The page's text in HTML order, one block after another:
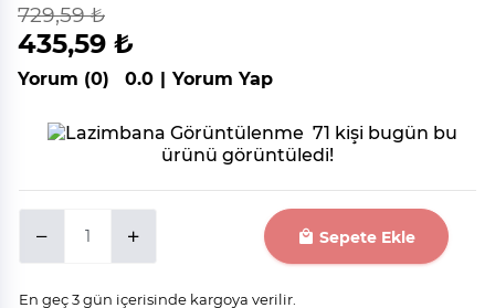
%40
indirim
729,59 ₺
435,59 ₺
Yorum (0) 0.0 | Yorum Yap
71 kişi bugün bu
ürünü görüntüledi!
Sepete Ekle
En geç 3 gün içerisinde kargoya verilir.